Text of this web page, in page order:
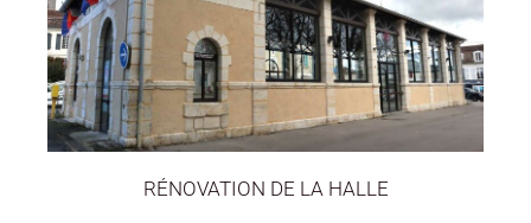
RÉNOVATION DE LA HALLE